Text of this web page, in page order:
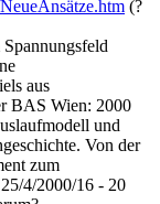
(?
aus
BAS Wien: 2000
und
Von der
zum
4/2000/16 - 20